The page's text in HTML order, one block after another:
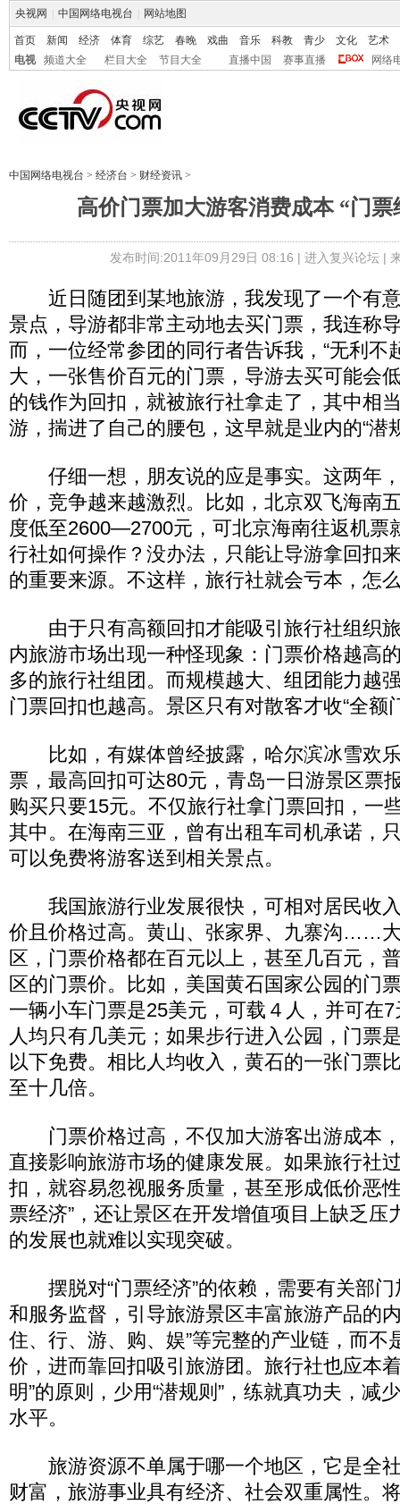
央视网 中国网络电视台 网站地图
首页 新闻 经济 体育 综艺 春晚 戏曲 音乐 科教 青少 文化
艺术
电视
频道大全 栏目大全 节目大全 直播中国 赛事直播 网络
中国网络电视台 > 经济台 > 财经资讯 >
高价门票加大游客消费成本 “门票
发布时间:2011年09月29日 08:16 | 进入复兴论坛|
近日随团到某地旅游，我发现了一个有
景点，导游都非常主动地去买门票，我连称
而，一位经常参团的同行者告诉我，“无利不
大，一张售价百元的门票，导游去买可能会
的钱作为回扣，就被旅行社拿走了，其中相
游，揣进了自己的腰包，这早就是业内的“潜
仔细一想，朋友说的应是事实。这两年
价，竞争越来越激烈。比如，北京双飞海南
度低至2600—2700元，可北京海南往返机票
行社如何操作？没办法，只能让导游拿回扣
的重要来源。不这样，旅行社就会亏本，怎
由于只有高额回扣才能吸引旅行社组织
内旅游市场出现一种怪现象：门票价格越高
多的旅行社组团。而规模越大、组团能力越
门票回扣也越高。景区只有对散客才收“全额
比如，有媒体曾经披露，哈尔滨冰雪欢
票，最高回扣可达80元，青岛一日游景区票
购买只要15元。不仅旅行社拿门票回扣，一
其中。在海南三亚，曾有出租车司机承诺，
可以免费将游客送到相关景点。
我国旅游行业发展很快，可相对居民收
价且价格过高。黄山、张家界、九寨沟……
区，门票价格都在百元以上，甚至几百元，
区的门票价。比如，美国黄石国家公园的门
一辆小车门票是25美元，可载４人，并可在
人均只有几美元；如果步行进入公园，门票
以下免费。相比人均收入，黄石的一张门票
至十几倍。
门票价格过高，不仅加大游客出游成本
直接影响旅游市场的健康发展。如果旅行社
扣，就容易忽视服务质量，甚至形成低价恶
票经济”，还让景区在开发增值项目上缺乏压
的发展也就难以实现突破。
摆脱对“门票经济”的依赖，需要有关部门
和服务监督，引导旅游景区丰富旅游产品的
住、行、游、购、娱”等完整的产业链，而不
价，进而靠回扣吸引旅游团。旅行社也应本
明”的原则，少用“潜规则”，练就真功夫，减
水平。
旅游资源不单属于哪一个地区，它是全
财富，旅游事业具有经济、社会双重属性。